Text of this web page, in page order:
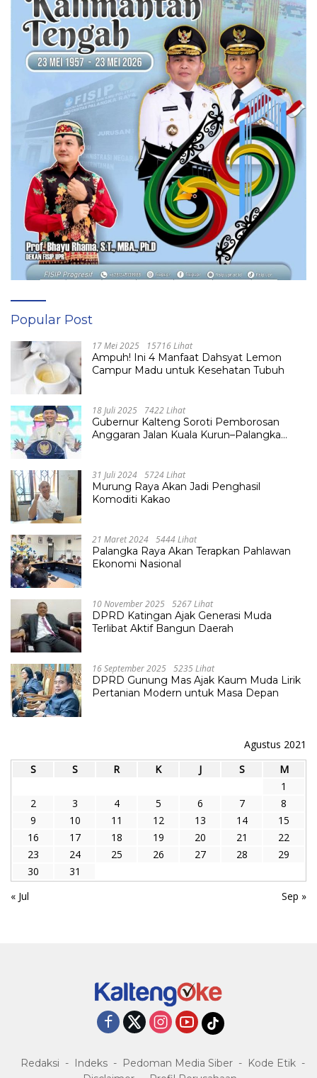
Popular Post
17 Mei 2025 15716 Lihat
Ampuh! Ini 4 Manfaat Dahsyat Lemon
Campur Madu untuk Kesehatan Tubuh
18 Juli 2025 7422 Lihat
Gubernur Kalteng Soroti Pemborosan
Anggaran Jalan Kuala Kurun–Palangka
31 Juli 2024 5724 Lihat
Murung Raya Akan Jadi Penghasil
Komoditi Kakao
21 Maret 2024 5444 Lihat
Palangka Raya Akan Terapkan Pahlawan
Ekonomi Nasional
10 November 2025 5267 Lihat
DPRD Katingan Ajak Generasi Muda
Terlibat Aktif Bangun Daerah
16 September 2025 5235 Lihat
DPRD Gunung Mas Ajak Kaum Muda Lirik
Pertanian Modern untuk Masa Depan
Agustus 2021
S
S R K J S
M
1
2
3 4 5 6 7
8
9
10 11 12 13 14
15
16
17 18 19 20 21
22
23
24 25 26 27 28
29
30
31
« Jul
Sep »
Redaksi Indeks Pedoman Media Siber
Kode Etik